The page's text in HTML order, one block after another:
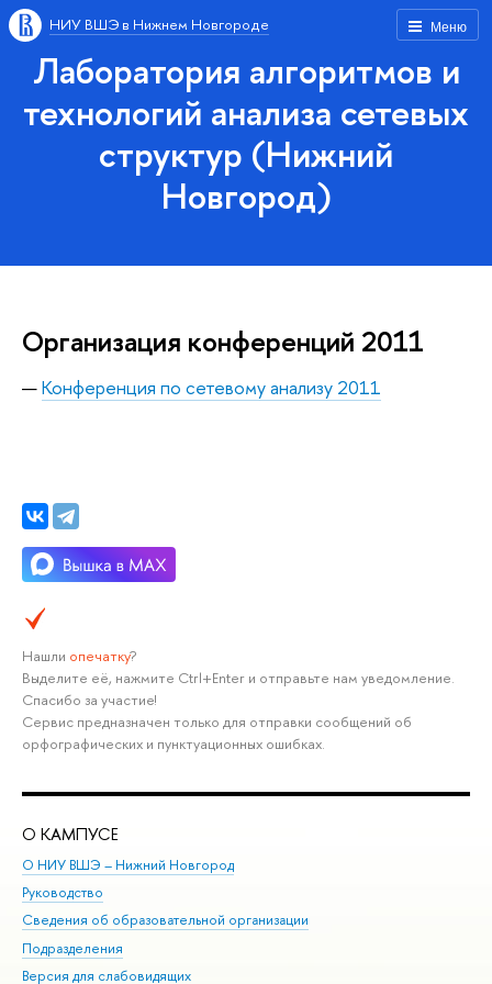
Меню
НИУ ВШЭ в Нижнем Новгороде
Лаборатория алгоритмов и
технологий анализа сетевых
структур (Нижний
Новгород)
Организация конференций 2011
Конференция по сетевому анализу 2011
Нашли опечатку?
Выделите её, нажмите Ctrl+Enter и отправьте нам уведомление.
Спасибо за участие!
Сервис предназначен только для отправки сообщений об
орфографических и пунктуационных ошибках.
О КАМПУСЕ
О НИУ ВШЭ – Нижний Новгород
Руководство
Сведения об образовательной организации
Подразделения
Версия для слабовидящих